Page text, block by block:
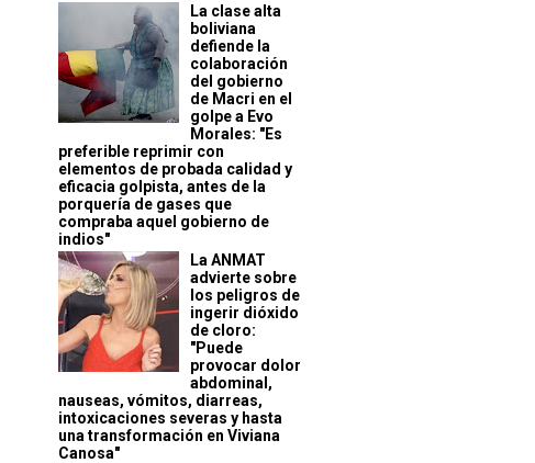
La clase alta
boliviana
defiende la
colaboración
del gobierno
de Macri en el
golpe a Evo
Morales: "Es
preferible reprimir con
elementos de probada calidad y
eficacia golpista, antes de la
porquería de gases que
compraba aquel gobierno de
indios"
La ANMAT
advierte sobre
los peligros de
ingerir dióxido
de cloro:
"Puede
provocar dolor
abdominal,
nauseas, vómitos, diarreas,
intoxicaciones severas y hasta
una transformación en Viviana
Canosa"